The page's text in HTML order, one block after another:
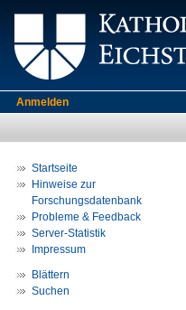
Anmelden
Startseite
Hinweise zur
Forschungsdatenbank
Probleme & Feedback
Server-Statistik
Impressum
Blättern
Suchen